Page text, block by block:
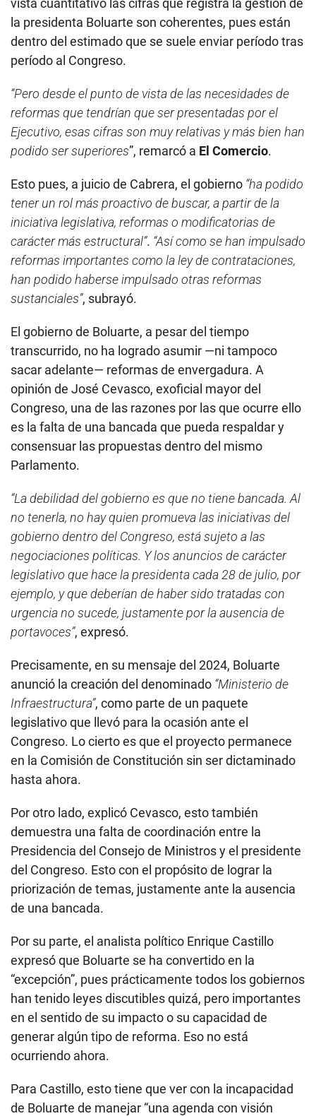
vista cuantitativo las cifras que registra la gestión de
la presidenta Boluarte son coherentes, pues están
dentro del estimado que se suele enviar período tras
período al Congreso.
“Pero desde el punto de vista de las necesidades de
reformas que tendrían que ser presentadas por el
Ejecutivo, esas cifras son muy relativas y más bien han
podido ser superiores”, remarcó a El Comercio.
Esto pues, a juicio de Cabrera, el gobierno “ha podido
tener un rol más proactivo de buscar, a partir de la
iniciativa legislativa, reformas o modificatorias de
carácter más estructural”. “Así como se han impulsado
reformas importantes como la ley de contrataciones,
han podido haberse impulsado otras reformas
sustanciales”, subrayó.
El gobierno de Boluarte, a pesar del tiempo
transcurrido, no ha logrado asumir —ni tampoco
sacar adelante— reformas de envergadura. A
opinión de José Cevasco, exoficial mayor del
Congreso, una de las razones por las que ocurre ello
es la falta de una bancada que pueda respaldar y
consensuar las propuestas dentro del mismo
Parlamento.
“La debilidad del gobierno es que no tiene bancada. Al
no tenerla, no hay quien promueva las iniciativas del
gobierno dentro del Congreso, está sujeto a las
negociaciones políticas. Y los anuncios de carácter
legislativo que hace la presidenta cada 28 de julio, por
ejemplo, y que deberían de haber sido tratadas con
urgencia no sucede, justamente por la ausencia de
portavoces”, expresó.
Precisamente, en su mensaje del 2024, Boluarte
anunció la creación del denominado “Ministerio de
Infraestructura”, como parte de un paquete
legislativo que llevó para la ocasión ante el
Congreso. Lo cierto es que el proyecto permanece
en la Comisión de Constitución sin ser dictaminado
hasta ahora.
Por otro lado, explicó Cevasco, esto también
demuestra una falta de coordinación entre la
Presidencia del Consejo de Ministros y el presidente
del Congreso. Esto con el propósito de lograr la
priorización de temas, justamente ante la ausencia
de una bancada.
Por su parte, el analista político Enrique Castillo
expresó que Boluarte se ha convertido en la
“excepción”, pues prácticamente todos los gobiernos
han tenido leyes discutibles quizá, pero importantes
en el sentido de su impacto o su capacidad de
generar algún tipo de reforma. Eso no está
ocurriendo ahora.
Para Castillo, esto tiene que ver con la incapacidad
de Boluarte de manejar “una agenda con visión